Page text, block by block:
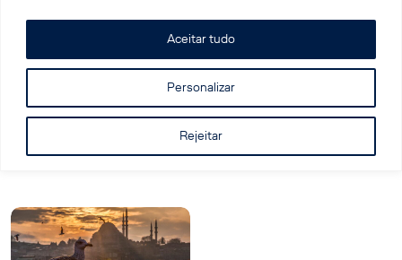
Personalizar
Rejeitar
Aceitar tudo
Tag: Antália